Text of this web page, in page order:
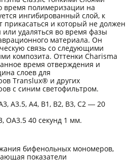
время полимеризации на
ингибированный слой, к
прикасаться и который не должен
или удаляться во время фазы
материала. Он
связь со следующими
композита. Оттенки Charisma
время отверждения и
слоев для
Translux® и других
с синим светофильтром.
A3.5, A4, B1, B2, B3, C2 ― 20
OA3.5 40 cекунд 1 мм.
бифенольных мономеров,
показатели